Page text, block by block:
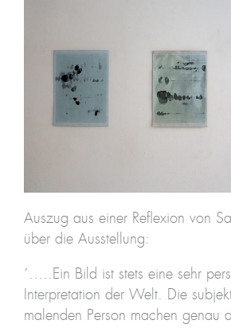
Auszug aus einer Reflexion von
über die Ausstellung:
´…..Ein Bild ist stets eine sehr
Interpretation der Welt. Die
malenden Person machen genau